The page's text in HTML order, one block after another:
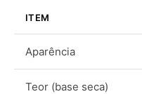
ITEM
Aparência
Teor (base seca)